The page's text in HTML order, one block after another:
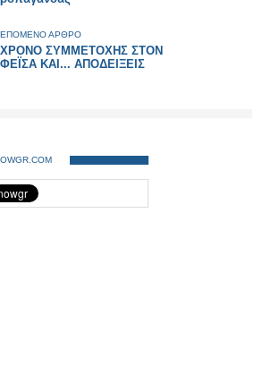
ΕΠΟΜΕΝΟ ΑΡΘΡΟ
ΧΡΟΝΟ ΣΥΜΜΕΤΟΧΗΣ ΣΤΟΝ
ΦΕΪΣΑ ΚΑΙ... ΑΠΟΔΕΙΞΕΙΣ